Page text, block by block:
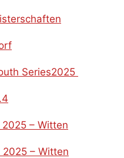
Series2025
– Witten
– Witten